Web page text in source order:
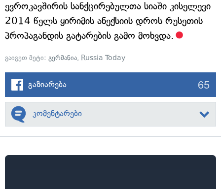
ევროკავშირის სანქცირებულთა სიაში კისელევი
2014 წელს ყირიმის ანექსიის დროს რუსეთის
პროპაგანდის გატარების გამო მოხვდა.
გაიგეთ მეტი: გერმანია, Russia Today
გაზიარება 65
კომენტარები